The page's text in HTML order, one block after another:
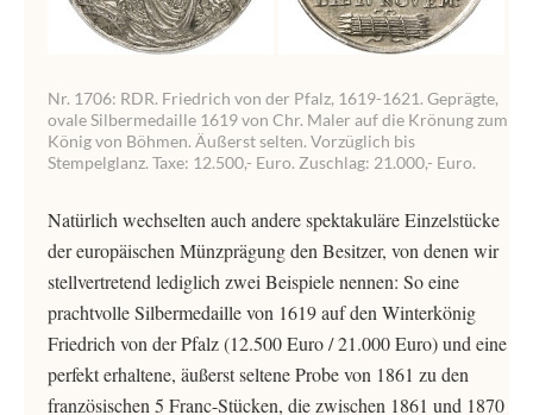
Nr. 1706: RDR. Friedrich von der Pfalz, 1619-1621. Geprägte,
ovale Silbermedaille 1619 von Chr. Maler auf die Krönung zum
König von Böhmen. Äußerst selten. Vorzüglich bis
Stempelglanz. Taxe: 12.500,- Euro. Zuschlag: 21.000,- Euro.
Natürlich wechselten auch andere spektakuläre Einzelstücke
der europäischen Münzprägung den Besitzer, von denen wir
stellvertretend lediglich zwei Beispiele nennen: So eine
prachtvolle Silbermedaille von 1619 auf den Winterkönig
Friedrich von der Pfalz (12.500 Euro / 21.000 Euro) und eine
perfekt erhaltene, äußerst seltene Probe von 1861 zu den
französischen 5 Franc-Stücken, die zwischen 1861 und 1870